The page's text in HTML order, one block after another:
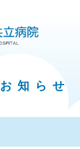
お知らせ